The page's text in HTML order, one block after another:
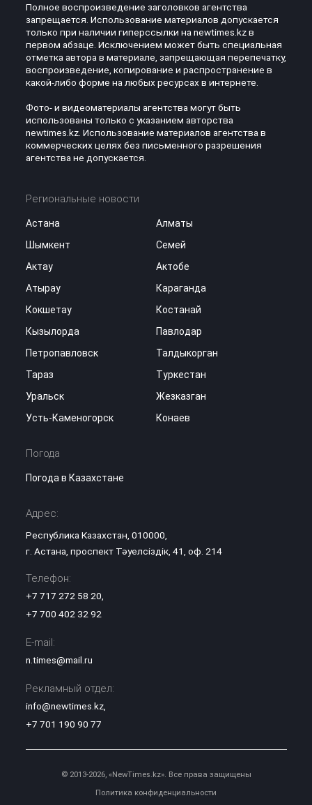
Полное воспроизведение заголовков агентства
запрещается. Использование материалов допускается
только при наличии гиперссылки на newtimes.kz в
первом абзаце. Исключением может быть специальная
отметка автора в материале, запрещающая перепечатку,
воспроизведение, копирование и распространение в
какой-либо форме на любых ресурсах в интернете.
Фото- и видеоматериалы агентства могут быть
использованы только с указанием авторства
newtimes.kz. Использование материалов агентства в
коммерческих целях без письменного разрешения
агентства не допускается.
Региональные новости
Астана
Алматы
Шымкент
Семей
Актау
Актобе
Атырау
Караганда
Кокшетау
Костанай
Кызылорда
Павлодар
Петропавловск
Талдыкорган
Тараз
Туркестан
Уральск
Жезказган
Усть-Каменогорск
Конаев
Погода
Погода в Казахстане
Адрес:
Республика Казахстан, 010000,
г. Астана, проспект Тәуелсіздік, 41, оф. 214
Телефон:
+7 717 272 58 20
+7 700 402 32 92
E-mail:
n.times@mail.ru
Рекламный отдел:
info@newtimes.kz,
+7 701 190 90 77
© 2013-2026, «NewTimes.kz». Все права защищены
Политика конфиденциальности